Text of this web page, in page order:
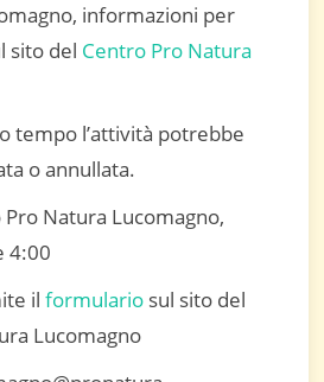
informazioni per
sito del Centro Pro Natura
tempo l’attività potrebbe
o annullata.
Natura Lucomagno,
4:00
il formulariosul sito del
Lucomagno